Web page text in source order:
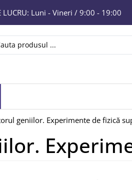
LUCRU: Luni - Vineri / 9:00 - 19:00
geniilor. Experimente de fizică